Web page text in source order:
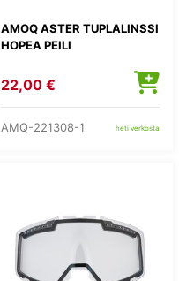
AMOQ ASTER TUPLALINSSI
HOPEA PEILI
22,00 €
AMQ-221308-1 heti verkosta